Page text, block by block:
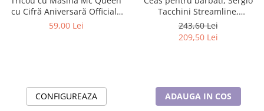
cu Cifră Aniversară Official|
Cadou Personalizat e-CADOU
59,00 Lei
CONFIGUREAZA
Tacchini Streamline,
ST.1.10116.2
243,60 Lei
209,50 Lei
ADAUGA IN COS